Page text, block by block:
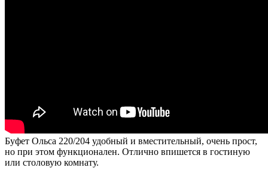
Буфет Ольса 220/204 удобный и вместительный, очень прост,
но при этом функционален. Отлично впишется в гостиную
или столовую комнату.